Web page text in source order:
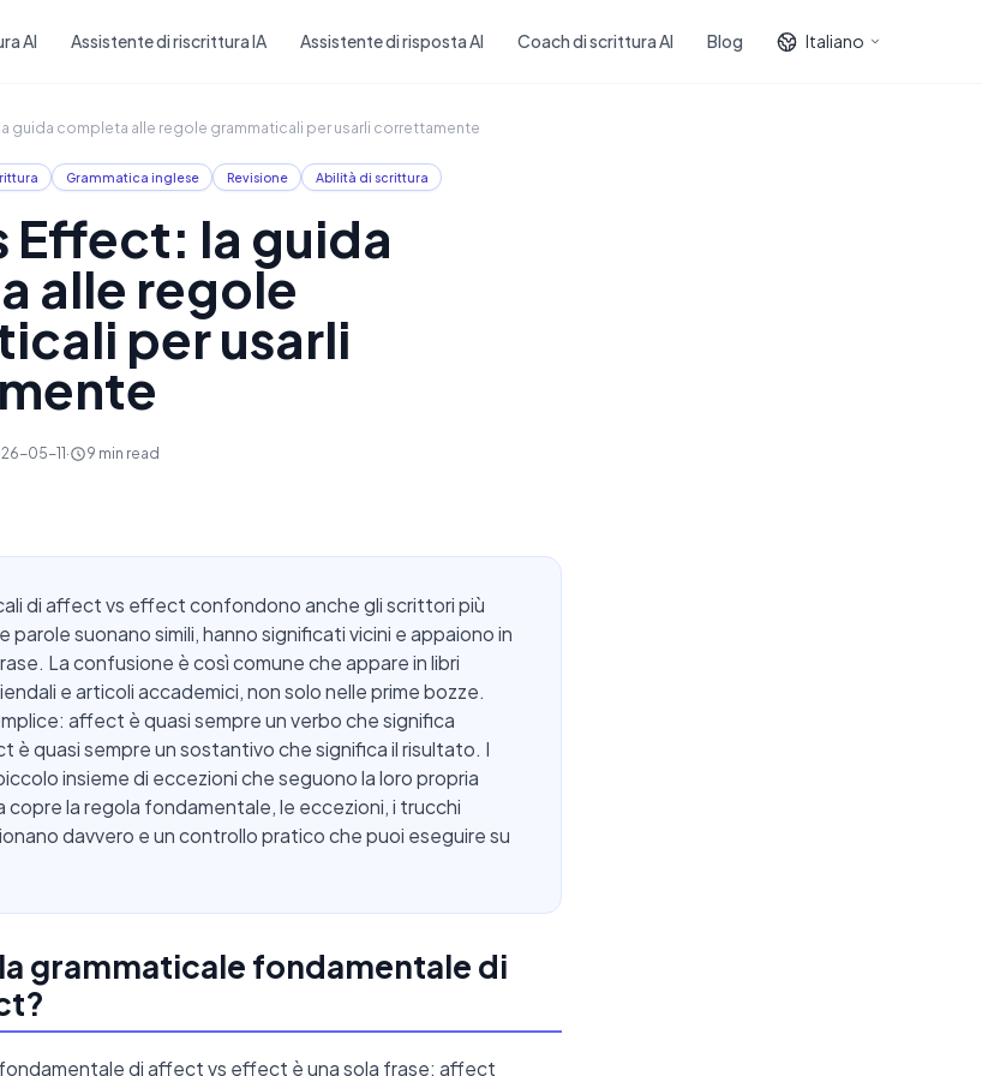
AI Assistente di riscrittura IA Assistente di risposta AI Coach di scrittura AI Blog Italiano
guida completa alle regole grammaticali per usarli correttamente
Grammatica inglese Revisione Abilità di scrittura
Effect: la guida
alle regole
per usarli
05-11· 9 min read
di affect vs effect confondono anche gli scrittori più
suonano simili, hanno significati vicini e appaiono in
La confusione è così comune che appare in libri
e articoli accademici, non solo nelle prime bozze.
affect è quasi sempre un verbo che significa
è quasi sempre un sostantivo che significa il risultato. I
insieme di eccezioni che seguono la loro propria
copre la regola fondamentale, le eccezioni, i trucchi
davvero e un controllo pratico che puoi eseguire su
grammaticale fondamentale di
di affect vs effect è una sola frase: affect